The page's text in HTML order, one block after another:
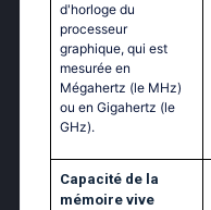
d'horloge du
processeur
graphique, qui est
mesurée en
Mégahertz (le MHz)
ou en Gigahertz (le
GHz).
Capacité de la
mémoire vive